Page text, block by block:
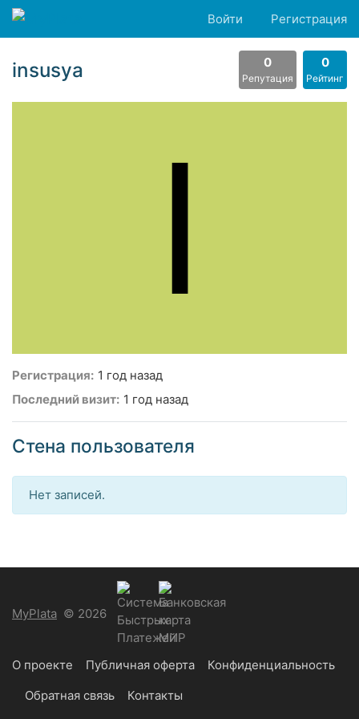
Войти Регистрация
insusya 0
Репутация
0
Рейтинг
I
Регистрация: 1 год назад
Последний визит: 1 год назад
Стена пользователя
Нет записей.
MyPlata © 2026
О проекте Публичная оферта
Конфиденциальность
Обратная связь
Контакты